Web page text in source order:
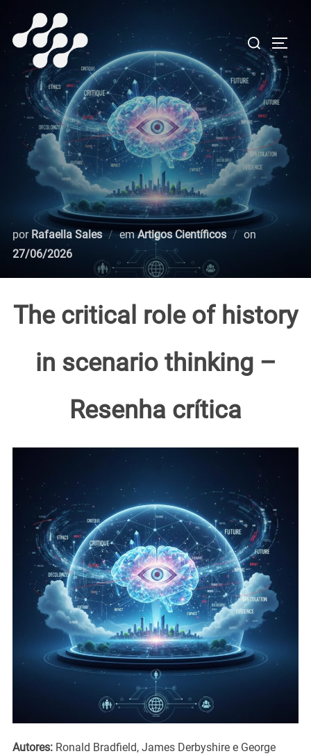
para
o
conteúdo
Pesquisar
por:
por Rafaella Sales emArtigos Científicos onPostado
27/06/2026
The critical role of history
in scenario thinking –
Resenha crítica
Autores:Ronald Bradfield, James Derbyshire e George